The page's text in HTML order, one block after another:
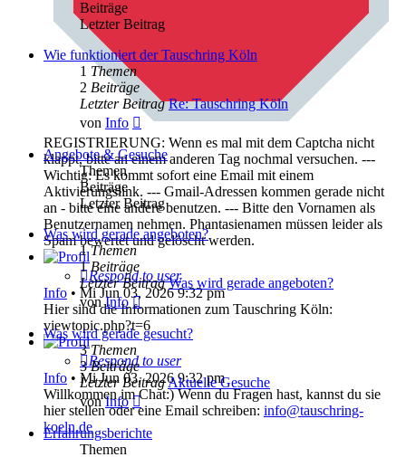
REGISTRIERUNG: Wenn es mal mit dem Captcha nicht
klappt, bitte an einem anderen Tag nochmal versuchen. ---
Wichtig: Es kommt sofort eine Email mit einem
Aktivierungslink. --- Gmail-Adressen kommen gerade nicht
an - bitte eine andere benutzen. --- Bitte den Vornamen als
Benutzernamen nehmen. Phantasienamen müssen leider als
Spam bewertet und gelöscht werden.
Respond to user
Info • Mi Jun 03, 2026 9:32 pm
Hier sind die Informationen zum Tauschring Köln:
viewtopic.php?t=6
Respond to user
Info • Mi Jun 03, 2026 9:32 pm
Willkommen im Chat:) Wenn du Fragen hast, kannst du sie
hier stellen oder eine Email schreiben: info@tauschring-
koeln.de
Beiträge
Letzter Beitrag
Wie funktioniert der Tauschring Köln
1 Themen
2 Beiträge
Letzter Beitrag Re: Tauschring Köln
von Info
Neuester
Beitrag
Angebote & Gesuche
Themen
Beiträge
Letzter Beitrag
Was wird gerade angeboten?
1Themen
1Beiträge
Letzter Beitrag Was wird gerade angeboten?
vonInfo
Neuester
Beitrag
Was wird gerade gesucht?
3Themen
3Beiträge
Letzter BeitragAktuelle Gesuche
vonInfo
Neuester
Beitrag
Erfahrungsberichte
Themen